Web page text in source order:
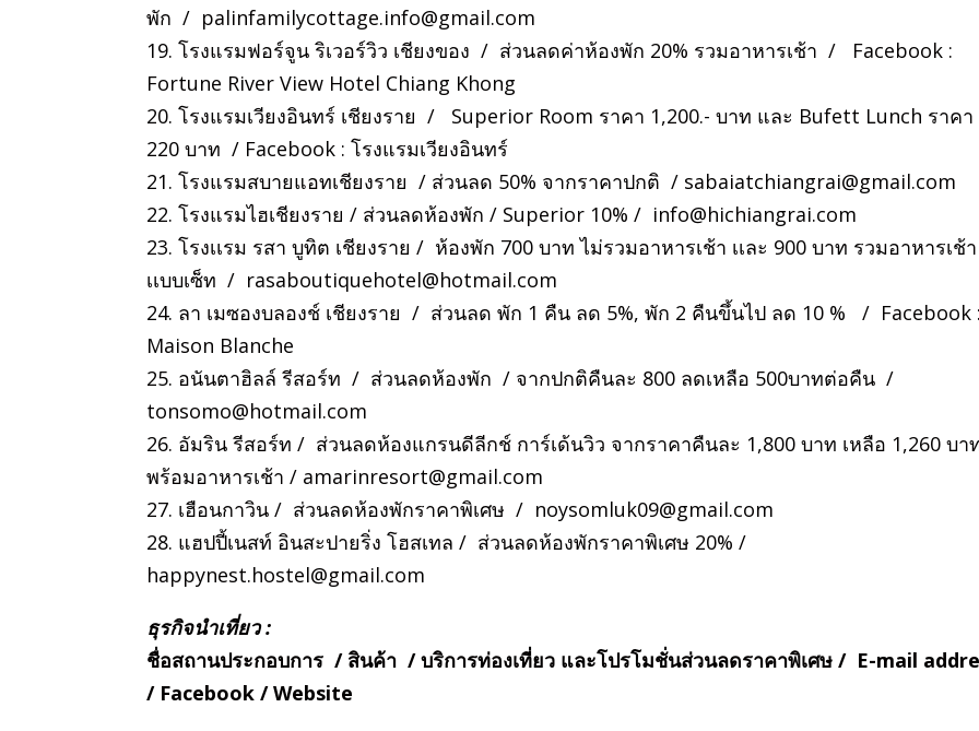
พัก / palinfamilycottage.info@gmail.com
19. โรงแรมฟอร์จูน ริเวอร์วิว เชียงของ / ส่วนลดค่าห้องพัก 20% รวมอาหารเช้า / Facebook :
Fortune River View Hotel Chiang Khong
20. โรงแรมเวียงอินทร์ เชียงราย / Superior Room ราคา 1,200.- บาท และ Bufett Lunch ราคา
220 บาท / Facebook : โรงแรมเวียงอินทร์
21. โรงแรมสบายแอทเชียงราย / ส่วนลด 50% จากราคาปกติ / sabaiatchiangrai@gmail.com
22. โรงแรมไฮเชียงราย / ส่วนลดห้องพัก / Superior 10% / info@hichiangrai.com
23. โรงเเรม รสา บูทิต เชียงราย / ห้องพัก 700 บาท ไม่รวมอาหารเช้า เเละ 900 บาท รวมอาหารเช้า
เเบบเซ็ท / rasaboutiquehotel@hotmail.com
24. ลา เมซองบลองช์ เชียงราย / ส่วนลด พัก 1 คืน ลด 5%, พัก 2 คืนขึ้นไป ลด 10 % / Facebook
Maison Blanche
25. อนันตาฮิลล์ รีสอร์ท / ส่วนลดห้องพัก / จากปกติคืนละ 800 ลดเหลือ 500บาทต่อคืน /
tonsomo@hotmail.com
26. อัมริน รีสอร์ท / ส่วนลดห้องแกรนดีลีกช์ การ์เด้นวิว จากราคาคืนละ 1,800 บาท เหลือ 1,260 บา
พร้อมอาหารเช้า / amarinresort@gmail.com
27. เฮือนกาวิน / ส่วนลดห้องพักราคาพิเศษ / noysomluk09@gmail.com
28. แฮปปี้เนสท์ อินสะปายริ่ง โฮสเทล / ส่วนลดห้องพักราคาพิเศษ 20% /
happynest.hostel@gmail.com
ธุรกิจนำเที่ยว :
ชื่อสถานประกอบการ / สินค้า / บริการท่องเที่ยว และโปรโมชั่นส่วนลดราคาพิเศษ / E-mail
/ Facebook / Website